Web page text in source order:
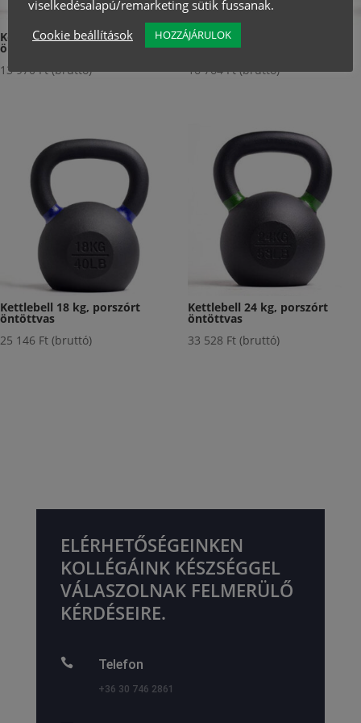
Kettlebell 10 kg, porszórt
öntöttvas
13 970Ft (bruttó)
Kettlebell 12 kg, porszórt
öntöttvas
16 764Ft (bruttó)
Kettlebell 18 kg, porszórt
öntöttvas
25 146 Ft (bruttó)
Kettlebell 24 kg, porszórt
öntöttvas
33 528 Ft (bruttó)
ELÉRHETŐSÉGEINKEN
KOLLÉGÁINK KÉSZSÉGGEL
VÁLASZOLNAK FELMERÜLŐ
KÉRDÉSEIRE.
 Telefon
+36 30 746 2861
viselkedésalapú/remarketing sütik fussanak.
Cookie beállítások
HOZZÁJÁRULOK